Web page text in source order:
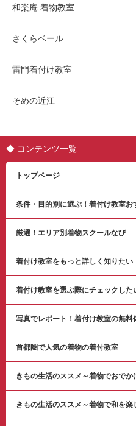
和楽庵 着物教室
さくらベール
雷門着付け教室
そめの近江
コンテンツ一覧
トップページ
条件・目的別に選ぶ！着付け教室お
厳選！エリア別着物スクールなび
着付け教室をもっと詳しく知りたい
着付け教室を選ぶ際にチェックした
写真でレポート！着付け教室の無料
首都圏で人気の着物の着付教室
きもの生活のススメ～着物でおでか
きもの生活のススメ～着物で和を